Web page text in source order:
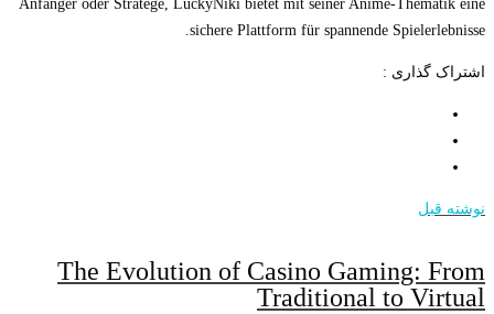
Anfänger oder Stratege, LuckyNiki bietet mit seiner Anime-Thematik eine
sichere Plattform für spannende Spielerlebnisse.
اشتراک گذاری :
نوشته قبل
The Evolution of Casino Gaming: From
Traditional to Virtual